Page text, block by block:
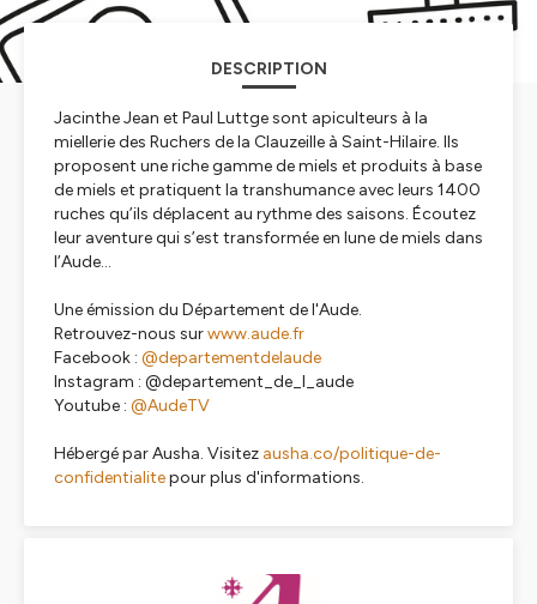
DESCRIPTION
Jacinthe Jean et Paul Luttge sont apiculteurs à la
miellerie des Ruchers de la Clauzeille à Saint-Hilaire. Ils
proposent une riche gamme de miels et produits à base
de miels et pratiquent la transhumance avec leurs 1400
ruches qu’ils déplacent au rythme des saisons. Écoutez
leur aventure qui s’est transformée en lune de miels dans
l’Aude…
Une émission du Département de l'Aude.
Retrouvez-nous surwww.aude.fr
Facebook : @departementdelaude
Instagram : @departement_de_l_aude
Youtube : @AudeTV
Hébergé par Ausha. Visitez ausha.co/politique-de-
confidentialitepour plus d'informations.